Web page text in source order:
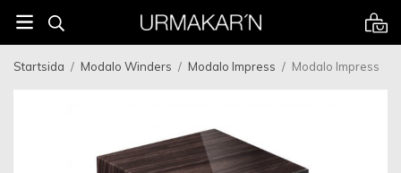
Startsida / Modalo Winders / Modalo Impress / Modalo Impress